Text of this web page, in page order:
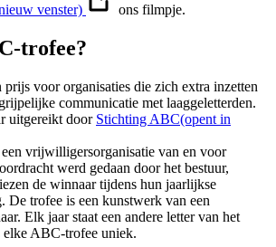
venster) ons filmpje.
voor organisaties die zich extra inzetten
communicatie met laaggeletterden.
uitgereikt door Stichting ABC(opent in
een vrijwilligersorganisatie van en voor
werd gedaan door het bestuur,
de winnaar tijdens hun jaarlijkse
De trofee is een kunstwerk van een
Elk jaar staat een andere letter van het
ABC‑trofee uniek.